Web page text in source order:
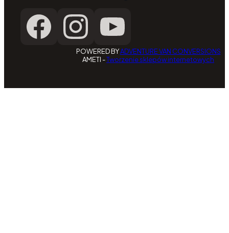
POWERED BYADVENTURE VAN CONVERSIONS
AMETI -Tworzenie sklepów internetowych